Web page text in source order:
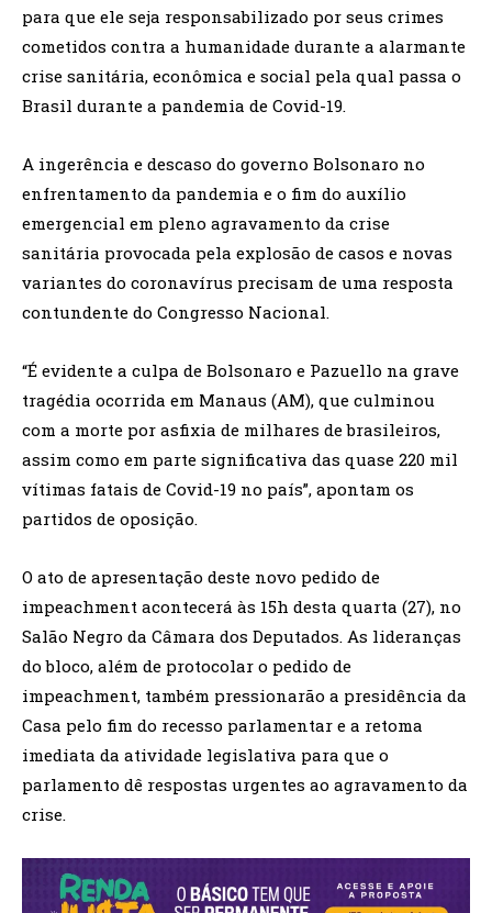
para que ele seja responsabilizado por seus crimes
cometidos contra a humanidade durante a alarmante
crise sanitária, econômica e social pela qual passa o
Brasil durante a pandemia de Covid-19.
A ingerência e descaso do governo Bolsonaro no
enfrentamento da pandemia e o fim do auxílio
emergencial em pleno agravamento da crise
sanitária provocada pela explosão de casos e novas
variantes do coronavírus precisam de uma resposta
contundente do Congresso Nacional.
“É evidente a culpa de Bolsonaro e Pazuello na grave
tragédia ocorrida em Manaus (AM), que culminou
com a morte por asfixia de milhares de brasileiros,
assim como em parte significativa das quase 220 mil
vítimas fatais de Covid-19 no país”, apontam os
partidos de oposição.
O ato de apresentação deste novo pedido de
impeachment acontecerá às 15h desta quarta (27), no
Salão Negro da Câmara dos Deputados. As lideranças
do bloco, além de protocolar o pedido de
impeachment, também pressionarão a presidência da
Casa pelo fim do recesso parlamentar e a retoma
imediata da atividade legislativa para que o
parlamento dê respostas urgentes ao agravamento da
crise.